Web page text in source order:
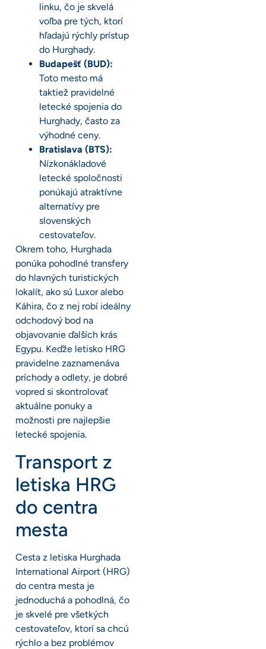
linku, čo je skvelá
voľba pre tých, ktorí
hľadajú rýchly prístup
do Hurghady.
Budapešť (BUD):
Toto mesto má
taktiež pravidelné
letecké spojenia do
Hurghady, často za
výhodné ceny.
Bratislava (BTS):
Nízkonákladové
letecké spoločnosti
ponúkajú atraktívne
alternatívy pre
slovenských
cestovateľov.
Okrem toho, Hurghada
ponúka pohodlné transfery
do hlavných turistických
lokalít, ako sú Luxor alebo
Káhira, čo z nej robí ideálny
odchodový bod na
objavovanie ďalších krás
Egypu. Keďže letisko HRG
pravidelne zaznamenáva
príchody a odlety, je dobré
vopred si skontrolovať
aktuálne ponuky a
možnosti pre najlepšie
letecké spojenia.
Transport z
letiska HRG
do centra
mesta
Cesta z letiska Hurghada
International Airport (HRG)
do centra mesta je
jednoduchá a pohodlná, čo
je skvelé pre všetkých
cestovateľov, ktorí sa chcú
rýchlo a bez problémov